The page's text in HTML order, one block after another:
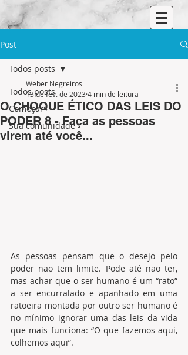
Post
Todos posts
Começar
Sua comunidade
Todos posts
O CHOQUE ÉTICO DAS LEIS DO
PODER 8 - Faça as pessoas
virem até você...
Weber Negreiros
13 de fev. de 2023 4 min de leitura
As pessoas pensam que o desejo pelo
poder não tem limite. Pode até não ter,
mas achar que o ser humano é um “rato”
a ser encurralado e apanhado em uma
ratoeira montada por outro ser humano é
no mínimo ignorar uma das leis da vida
que mais funciona: “O que fazemos aqui,
colhemos aqui”.